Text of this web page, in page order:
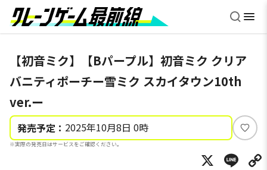
【初音ミク】【Bパープル】初音ミク クリア
バニティポーチー雪ミク スカイタウン10th
ver.ー
発売予定： 2025年10月8日 0時
※実際の発売日はサービスをご確認ください。
い
ね
X